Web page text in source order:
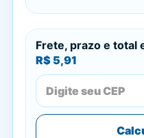
Frete, prazo e total
R$ 5,91